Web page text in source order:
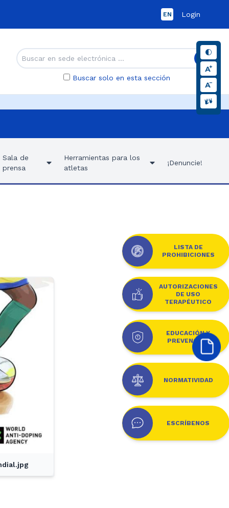
EN Login
Buscar solo en esta sección
Sala de
prensa
Herramientas para los
atletas
¡Denuncie!
LISTA DE
PROHIBICIONES
AUTORIZACIONES
DE USO
TERAPÉUTICO
EDUCACIÓN Y
PREVENCIÓN
NORMATIVIDAD
ESCRÍBENOS